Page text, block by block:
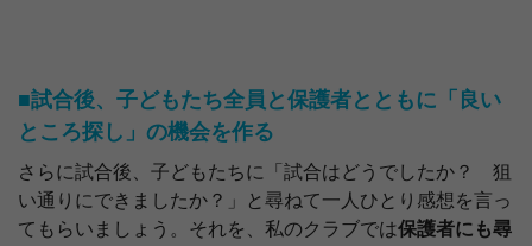
■試合後、子どもたち全員と保護者とともに「良い
ところ探し」の機会を作る
さらに試合後、子どもたちに「試合はどうでしたか？ 狙
い通りにできましたか？」と尋ねて一人ひとり感想を言っ
てもらいましょう。それを、私のクラブでは保護者にも尋